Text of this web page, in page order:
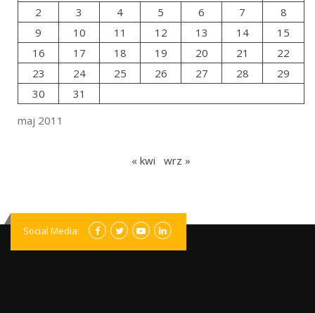
maj 2011
2
3 4 5 6 7
8
9
10 11 12 13 14
15
16
17 18 19 20 21
22
23
24 25 26 27 28
29
30
31
« kwi wrz »
Social Media: